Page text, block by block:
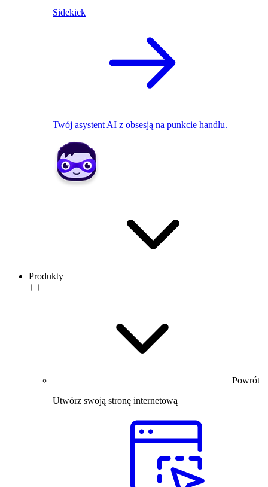
Sidekick
Twój asystent AI z obsesją na punkcie handlu.
Produkty
Powrót
Utwórz swoją stronę internetową